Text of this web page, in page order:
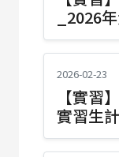
_2026
2026-02-23
【實習
實習生